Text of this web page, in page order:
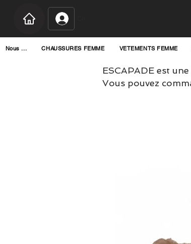
Nous ... CHAUSSURES FEMME VETEMENTS FEMME
ESCAPADE est
Vous pouvez